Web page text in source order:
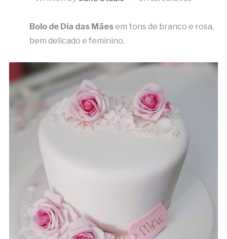
Bolo de Dia das Mãesem tons de branco e rosa,
bem delicado e feminino.